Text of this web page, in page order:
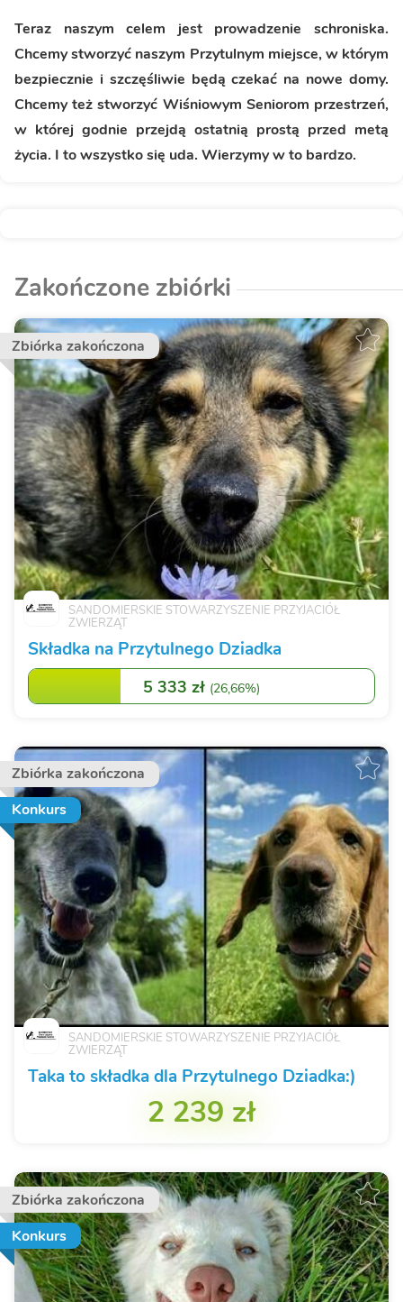
Teraz naszym celem jest prowadzenie schroniska.
Chcemy stworzyć naszym Przytulnym miejsce, w którym
bezpiecznie i szczęśliwie będą czekać na nowe domy.
Chcemy też stworzyć Wiśniowym Seniorom przestrzeń,
w której godnie przejdą ostatnią prostą przed metą
życia. I to wszystko się uda. Wierzymy w to bardzo.
Zakończone zbiórki
Zbiórka zakończona
SANDOMIERSKIE STOWARZYSZENIE PRZYJACIÓŁ
ZWIERZĄT
Składka na Przytulnego Dziadka
5 333 zł (26,66%)
Zbiórka zakończona
Konkurs
SANDOMIERSKIE STOWARZYSZENIE PRZYJACIÓŁ
ZWIERZĄT
Taka to składka dla Przytulnego Dziadka:)
2 239 zł
Zbiórka zakończona
Konkurs